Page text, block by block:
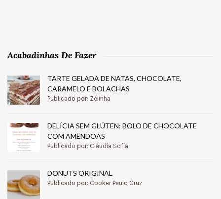
Acabadinhas De Fazer
TARTE GELADA DE NATAS, CHOCOLATE,
CARAMELO E BOLACHAS
Publicado por: Zélinha
DELÍCIA SEM GLÚTEN: BOLO DE CHOCOLATE
COM AMÊNDOAS
Publicado por: Claudia Sofia
DONUTS ORIGINAL
Publicado por: Cooker Paulo Cruz